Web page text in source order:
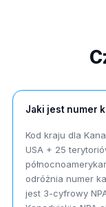
Jaki jest numer
Kod kraju dla
USA + 25
odróżnia numer
jest 3-cyfrowy